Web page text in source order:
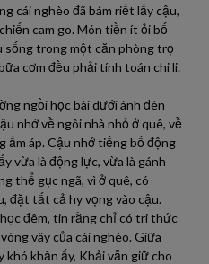
cái nghèo đã bám riết lấy cậu,
cam go. Món tiền ít ỏi bố
sống trong một căn phòng trọ
cơm đều phải tính toán chi li.
ngồi học bài dưới ánh đèn
nhớ về ngôi nhà nhỏ ở quê, về
ấm áp. Cậu nhớ tiếng bố động
vừa là động lực, vừa là gánh
thể gục ngã, vì ở quê, có
đặt tất cả hy vọng vào cậu.
đêm, tin rằng chỉ có tri thức
vây của cái nghèo. Giữa
khăn ấy, Khải vẫn giữ cho